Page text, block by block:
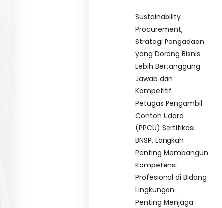
Sustainability
Procurement,
Strategi Pengadaan
yang Dorong Bisnis
Lebih Bertanggung
Jawab dan
Kompetitif
Petugas Pengambil
Contoh Udara
(PPCU) Sertifikasi
BNSP, Langkah
Penting Membangun
Kompetensi
Profesional di Bidang
Lingkungan
Penting Menjaga